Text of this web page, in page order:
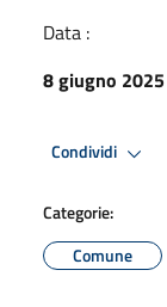
Data :
8 giugno 2025
Condividi
Categorie:
Comune